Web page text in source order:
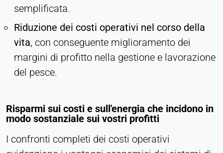
semplificata.
Riduzione dei costi operativi nel corso della
vita, con conseguente miglioramento dei
margini di profitto nella gestione e lavorazione
del pesce.
Risparmi sui costi e sull'energia che incidono in
modo sostanziale sui vostri profitti
I confronti completi dei costi operativi